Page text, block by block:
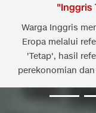
"Inggris
Warga Inggris
Eropa melalui
'Tetap', hasil
perekonomian